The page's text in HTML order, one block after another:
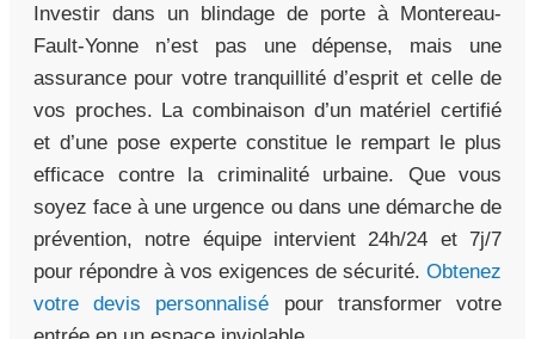
Investir dans un blindage de porte à Montereau-
Fault-Yonne n’est pas une dépense, mais une
assurance pour votre tranquillité d’esprit et celle de
vos proches. La combinaison d’un matériel certifié
et d’une pose experte constitue le rempart le plus
efficace contre la criminalité urbaine. Que vous
soyez face à une urgence ou dans une démarche de
prévention, notre équipe intervient 24h/24 et 7j/7
pour répondre à vos exigences de sécurité. Obtenez
votre devis personnalisé pour transformer votre